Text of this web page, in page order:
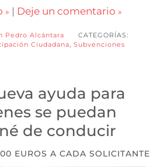
| Deje un comentario
Pedro Alcántara
CATEGORÍAS:
Ciudadana Subvenciones
ayuda para
se puedan
de conducir
EUROS A CADA SOLICITANTE